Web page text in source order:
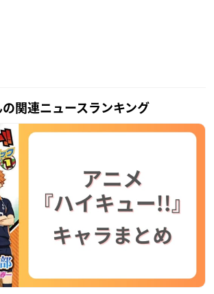
関連ニュースランキング